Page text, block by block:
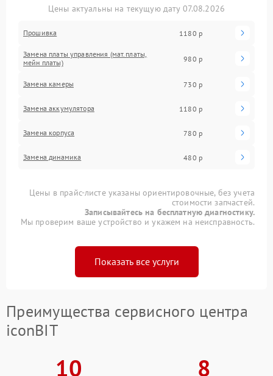
Цены актуальны на текущую дату 07.08.2026
Прошивка 1180 р
Замена платы управления (мат.платы,
мейн платы)
980 р
Замена камеры 730 р
Замена аккумулятора 1180 р
Замена корпуса 780 р
Замена динамика 480 р
Цены в прайс-листе указаны ориентировочные, без учета
стоимости запчастей.
Записывайтесь на бесплатную диагностику.
Мы проверим ваше устройство и укажем на неисправность.
Показать все услуги
Преимущества сервисного центра
iconBIT
10 8